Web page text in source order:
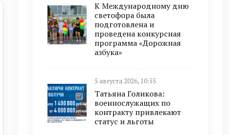
К Международному дню
светофора была
подготовлена и
проведена конкурсная
программа «Дорожная
азбука»
5 августа 2026, 10:55
Татьяна Голикова:
военнослужащих по
контракту привлекают
статус и льготы